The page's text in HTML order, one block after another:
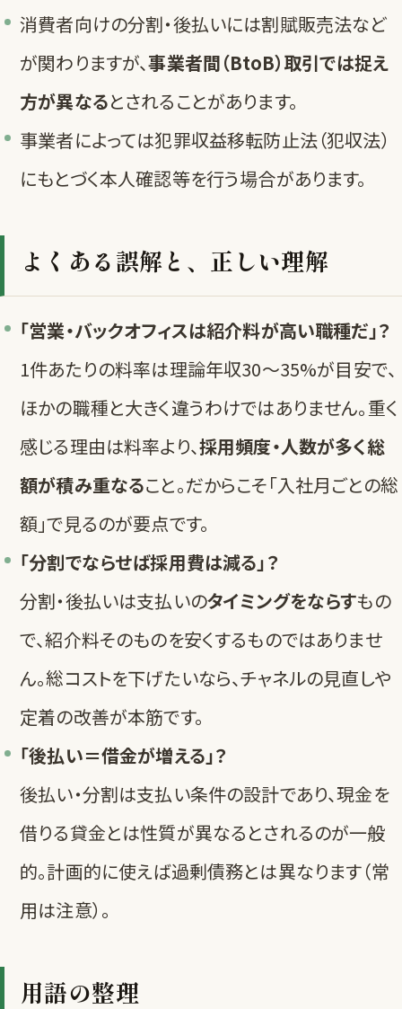
消費者向けの分割・後払いには割賦販売法など
が関わりますが、事業者間（BtoB）取引では捉え
方が異なるとされることがあります。
事業者によっては犯罪収益移転防止法（犯収法）
にもとづく本人確認等を行う場合があります。
よくある誤解と、正しい理解
「営業・バックオフィスは紹介料が高い職種だ」？
1件あたりの料率は理論年収30〜35%が目安で、
ほかの職種と大きく違うわけではありません。重く
感じる理由は料率より、採用頻度・人数が多く総
額が積み重なること。だからこそ「入社月ごとの総
額」で見るのが要点です。
「分割でならせば採用費は減る」？
分割・後払いは支払いのタイミングをならすもの
で、紹介料そのものを安くするものではありませ
ん。総コストを下げたいなら、チャネルの見直しや
定着の改善が本筋です。
「後払い＝借金が増える」？
後払い・分割は支払い条件の設計であり、現金を
借りる貸金とは性質が異なるとされるのが一般
的。計画的に使えば過剰債務とは異なります（常
用は注意）。
用語の整理